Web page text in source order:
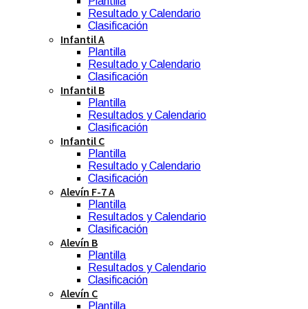
Resultado y Calendario
Clasificación
Infantil A
Plantilla
Resultado y Calendario
Clasificación
Infantil B
Plantilla
Resultados y Calendario
Clasificación
Infantil C
Plantilla
Resultado y Calendario
Clasificación
Alevín F-7 A
Plantilla
Resultados y Calendario
Clasificación
Alevín B
Plantilla
Resultados y Calendario
Clasificación
Alevín C
Plantilla